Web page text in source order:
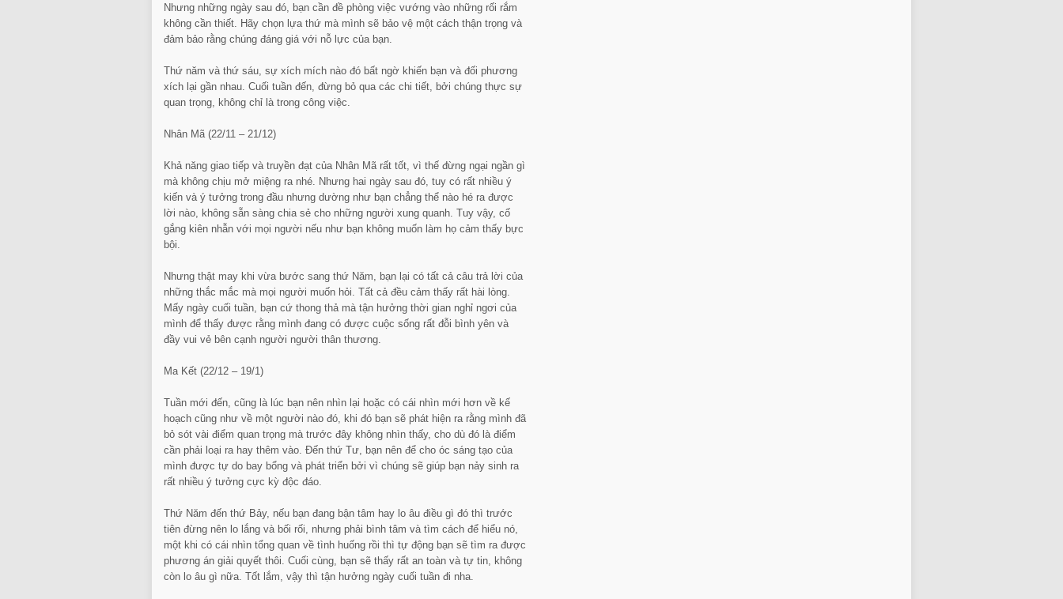
Nhưng những ngày sau đó, bạn cần đề phòng việc vướng vào những rối rắm
không cần thiết. Hãy chọn lựa thứ mà mình sẽ bảo vệ một cách thận trọng và
đảm bảo rằng chúng đáng giá với nỗ lực của bạn.
Thứ năm và thứ sáu, sự xích mích nào đó bất ngờ khiến bạn và đối phương
xích lại gần nhau. Cuối tuần đến, đừng bỏ qua các chi tiết, bởi chúng thực sự
quan trọng, không chỉ là trong công việc.
Nhân Mã (22/11 – 21/12)
Khả năng giao tiếp và truyền đạt của Nhân Mã rất tốt, vì thế đừng ngại ngần gì
mà không chịu mở miệng ra nhé. Nhưng hai ngày sau đó, tuy có rất nhiều ý
kiến và ý tưởng trong đầu nhưng dường như bạn chẳng thể nào hé ra được
lời nào, không sẵn sàng chia sẻ cho những người xung quanh. Tuy vậy, cố
gắng kiên nhẫn với mọi người nếu như bạn không muốn làm họ cảm thấy bực
bội.
Nhưng thật may khi vừa bước sang thứ Năm, bạn lại có tất cả câu trả lời của
những thắc mắc mà mọi người muốn hỏi. Tất cả đều cảm thấy rất hài lòng.
Mấy ngày cuối tuần, bạn cứ thong thả mà tận hưởng thời gian nghỉ ngơi của
mình để thấy được rằng mình đang có được cuộc sống rất đỗi bình yên và
đầy vui vẻ bên cạnh người người thân thương.
Ma Kết (22/12 – 19/1)
Tuần mới đến, cũng là lúc bạn nên nhìn lại hoặc có cái nhìn mới hơn về kế
hoạch cũng như về một người nào đó, khi đó bạn sẽ phát hiện ra rằng mình đã
bỏ sót vài điểm quan trọng mà trước đây không nhìn thấy, cho dù đó là điểm
cần phải loại ra hay thêm vào. Đến thứ Tư, bạn nên để cho óc sáng tạo của
mình được tự do bay bổng và phát triển bởi vì chúng sẽ giúp bạn nảy sinh ra
rất nhiều ý tưởng cực kỳ độc đáo.
Thứ Năm đến thứ Bảy, nếu bạn đang bận tâm hay lo âu điều gì đó thì trước
tiên đừng nên lo lắng và bối rối, nhưng phải bình tâm và tìm cách để hiểu nó,
một khi có cái nhìn tổng quan về tình huống rồi thì tự động bạn sẽ tìm ra được
phương án giải quyết thôi. Cuối cùng, bạn sẽ thấy rất an toàn và tự tin, không
còn lo âu gì nữa. Tốt lắm, vậy thì tận hưởng ngày cuối tuần đi nha.